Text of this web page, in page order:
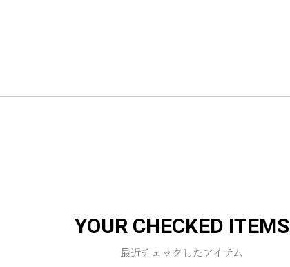
YOUR CHECKED ITEMS
最近チェックしたアイテム